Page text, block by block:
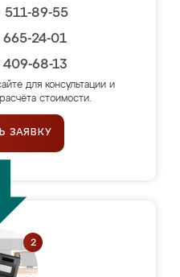
89-55
24-01
68-13
для консультации и
стоимости.
ЗАЯВКУ